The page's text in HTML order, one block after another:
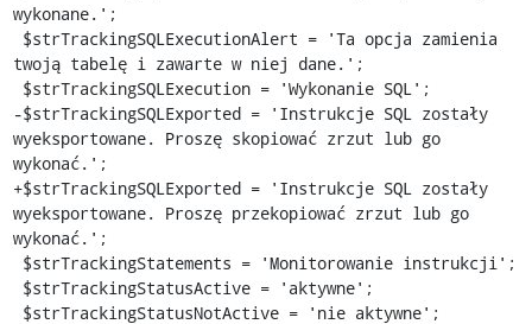
wykonane.';
twoją tabelę i zawarte w niej dane.';
-$strTrackingSQLExported = 'Instrukcje SQL zostały
wyeksportowane. Proszę skopiować zrzut lub go
wykonać.';
+$strTrackingSQLExported = 'Instrukcje SQL zostały
wyeksportowane. Proszę przekopiować zrzut lub go
wykonać.';